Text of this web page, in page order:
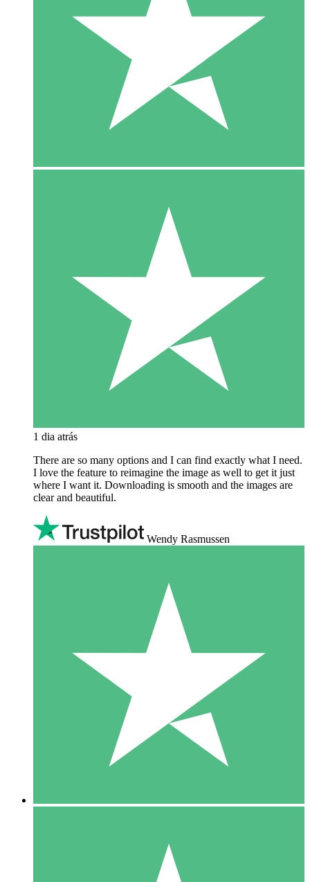
1 dia atrás
There are so many options and I can find exactly what I need.
I love the feature to reimagine the image as well to get it just
where I want it. Downloading is smooth and the images are
clear and beautiful.
Wendy Rasmussen